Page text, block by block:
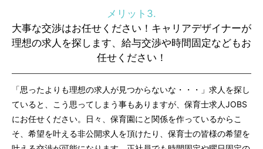
メリット3.
大事な交渉はお任せください！キャリアデザイナーが
理想の求人を探します、給与交渉や時間固定などもお
任せください！
「思ったよりも理想の求人が見つからないな・・・」求人を探し
ていると、こう思ってしまう事もありますが、保育士求人JOBS
にお任せください。日々、保育園にと関係を作っているからこ
そ、希望を叶える非公開求人を頂けたり、保育士の皆様の希望を